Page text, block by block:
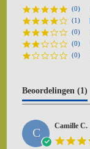
(0)
(1)
(0)
(0)
(0)
Beoordelingen (1)
C Camille C.